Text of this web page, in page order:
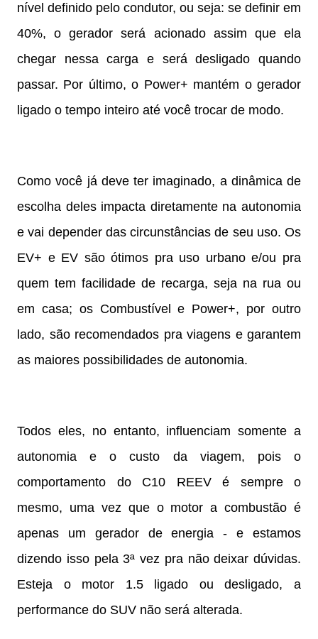
nível definido pelo condutor, ou seja: se definir em
40%, o gerador será acionado assim que ela
chegar nessa carga e será desligado quando
passar. Por último, o Power+ mantém o gerador
ligado o tempo inteiro até você trocar de modo.
Como você já deve ter imaginado, a dinâmica de
escolha deles impacta diretamente na autonomia
e vai depender das circunstâncias de seu uso. Os
EV+ e EV são ótimos pra uso urbano e/ou pra
quem tem facilidade de recarga, seja na rua ou
em casa; os Combustível e Power+, por outro
lado, são recomendados pra viagens e garantem
as maiores possibilidades de autonomia.
Todos eles, no entanto, influenciam somente a
autonomia e o custo da viagem, pois o
comportamento do C10 REEV é sempre o
mesmo, uma vez que o motor a combustão é
apenas um gerador de energia - e estamos
dizendo isso pela 3ª vez pra não deixar dúvidas.
Esteja o motor 1.5 ligado ou desligado, a
performance do SUV não será alterada.